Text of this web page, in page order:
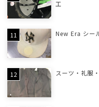
工
New Era シー
スーツ・礼服